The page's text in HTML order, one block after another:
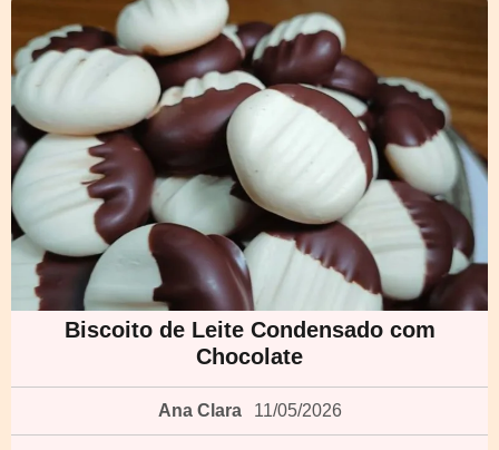
Biscoito de Leite Condensado com
Chocolate
Ana Clara 11/05/2026